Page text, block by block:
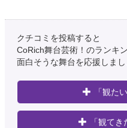
クチコミを投稿すると
CoRich舞台芸術！のランキ
面白そうな舞台を応援しまし
「観た
「観て